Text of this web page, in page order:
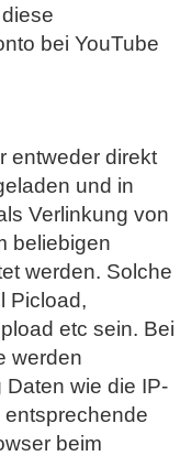
bei YouTube
entweder direkt
und in
Verlinkung von
beliebigen
werden. Solche
Picload,
etc sein. Bei
werden
wie die IP-
beim